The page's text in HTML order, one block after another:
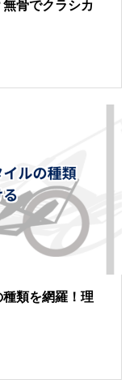
骨でクラシカ
類を網羅！理